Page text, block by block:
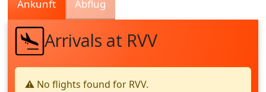
Ankunft Abflug
Arrivals at RVV
⚠️ No flights found for RVV.